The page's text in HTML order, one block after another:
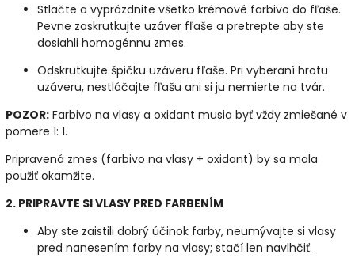
Stlačte a vyprázdnite všetko krémové farbivo do fľaše.
Pevne zaskrutkujte uzáver fľaše a pretrepte aby ste
dosiahli homogénnu zmes.
Odskrutkujte špičku uzáveru fľaše. Pri vyberaní hrotu
uzáveru, nestláčajte fľašu ani si ju nemierte na tvár.
POZOR: Farbivo na vlasy a oxidant musia byť vždy zmiešané v
pomere 1: 1.
Pripravená zmes (farbivo na vlasy + oxidant) by sa mala
použiť okamžite.
2. PRIPRAVTE SI VLASY PRED FARBENÍM
Aby ste zaistili dobrý účinok farby, neumývajte si vlasy
pred nanesením farby na vlasy; stačí len navlhčiť.